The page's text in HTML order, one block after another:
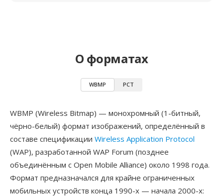
О форматах
WBMP PCT
WBMP (Wireless Bitmap) — монохромный (1-битный,
чёрно-белый) формат изображений, определённый в
составе спецификации Wireless Application Protocol
(WAP), разработанной WAP Forum (позднее
объединённым с Open Mobile Alliance) около 1998 года.
Формат предназначался для крайне ограниченных
мобильных устройств конца 1990-х — начала 2000-х: